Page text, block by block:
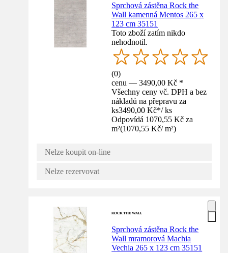
Sprchová zástěna Rock the
Wall kamenná Mentos 265 x
123 cm 35151
Toto zboží zatím nikdo
nehodnotil.
(0)
cenu — 3490,00 Kč *
Všechny ceny vč. DPH a bez
nákladů na přepravu za
ks3490,00 Kč*/ ks
Odpovídá 1070,55 Kč za
m²(1070,55 Kč/ m²)
Nelze koupit on-line
Nelze rezervovat
Sprchová zástěna Rock the
Wall mramorová Machia
Vechia 265 x 123 cm 35151